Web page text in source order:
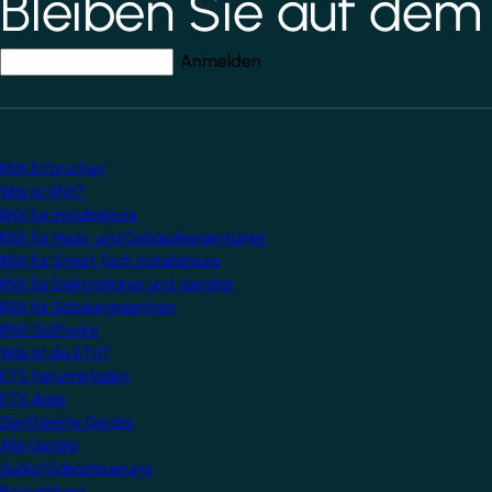
Ihre E-Mail-Adresse*
KNX Erforschen
Was ist KNX?
KNX für Installateure
KNX für Haus- und Gebäudeeigentümer
KNX für Smart Tech Installateure
KNX für Elektroplaner und -berater
KNX für Schulungszentren
KNX-Software
Was ist die ETS?
ETS herunterladen
ETS Apps
Zertifizierte Geräte
Alle Geräte
Audio/Videosteuerung